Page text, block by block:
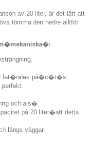
av 20 liter, är det lätt att
tömma den nedre alltför
lat�rales på�c�t�s.
och ais�.
på 20 liter�att detta
längs väggar.